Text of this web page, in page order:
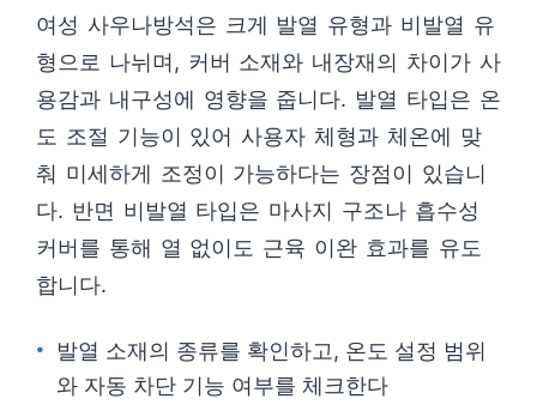
여성 사우나방석은 크게 발열 유형과 비발열 유
형으로 나뉘며, 커버 소재와 내장재의 차이가 사
용감과 내구성에 영향을 줍니다. 발열 타입은 온
도 조절 기능이 있어 사용자 체형과 체온에 맞
춰 미세하게 조정이 가능하다는 장점이 있습니
다. 반면 비발열 타입은 마사지 구조나 흡수성
커버를 통해 열 없이도 근육 이완 효과를 유도
합니다.
발열 소재의 종류를 확인하고, 온도 설정 범위
와 자동 차단 기능 여부를 체크한다